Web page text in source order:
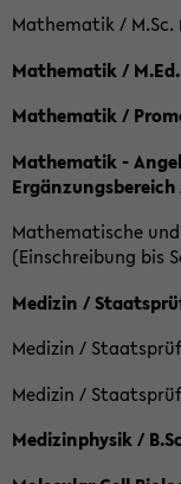
Mathematik / M.Sc.
Mathematik / M.Ed.
Mathematik /
Mathematik -
Mathematische und
(Einschreibung bis
Medizin /
Medizin /
Medizin /
Medizinphysik /